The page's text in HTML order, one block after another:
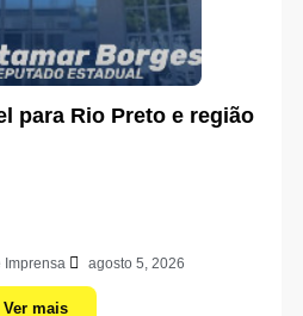
para Rio Preto e região
Imprensa agosto 5, 2026
Ver mais